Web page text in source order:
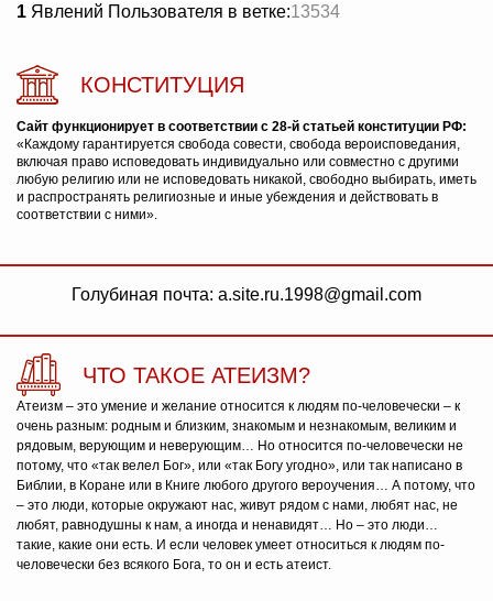
1 Явлений Пользователя в ветке:13534
КОНСТИТУЦИЯ
Сайт функционирует в соответствии с 28-й статьей конституции РФ:
«Каждому гарантируется свобода совести, свобода вероисповедания,
включая право исповедовать индивидуально или совместно с другими
любую религию или не исповедовать никакой, свободно выбирать, иметь
и распространять религиозные и иные убеждения и действовать в
соответствии с ними».
Голубиная почта: a.site.ru.1998@gmail.com
ЧТО ТАКОЕ АТЕИЗМ?
Атеизм – это умение и желание относится к людям по-человечески – к
очень разным: родным и близким, знакомым и незнакомым, великим и
рядовым, верующим и неверующим… Но относится по-человечески не
потому, что «так велел Бог», или «так Богу угодно», или так написано в
Библии, в Коране или в Книге любого другого вероучения… А потому, что
– это люди, которые окружают нас, живут рядом с нами, любят нас, не
любят, равнодушны к нам, а иногда и ненавидят… Но – это люди…
такие, какие они есть. И если человек умеет относиться к людям по-
человечески без всякого Бога, то он и есть атеист.